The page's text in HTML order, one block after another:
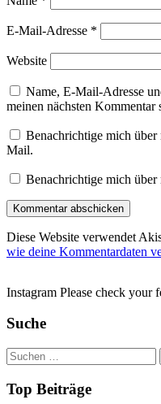
E-Mail-Adresse *
Website
Name, E-Mail-Adresse
meinen nächsten Kommentar
Benachrichtige mich
Mail.
Benachrichtige mich
Diese Website verwendet
wie deine Kommentardaten
Instagram Please check your
Suche
Suchen
nach:
Top Beiträge